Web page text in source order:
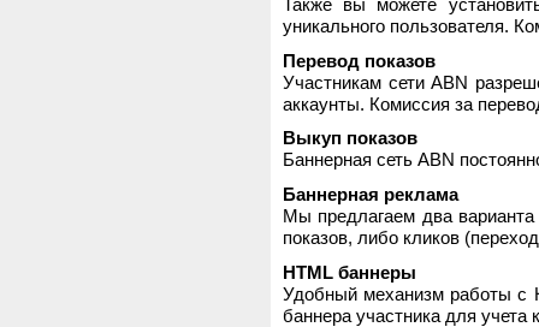
Также вы можете
уникального пользователя.
Перевод показов
Участникам сети ABN
аккаунты. Комиссия за
Выкуп показов
Баннерная сеть ABN
Баннерная реклама
Мы предлагаем два
показов, либо кликов
HTML баннеры
Удобный механизм работы с
баннера участника для